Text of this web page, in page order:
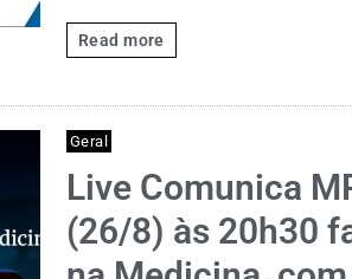
Read more
Geral
Live Comunica
(26/8) às 20h30